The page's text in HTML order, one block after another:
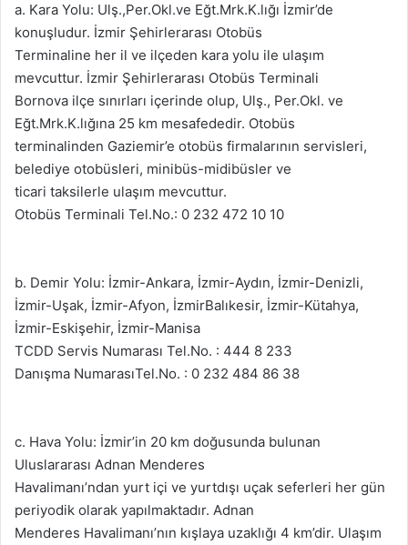
a. Kara Yolu: Ulş.,Per.Okl.ve Eğt.Mrk.K.lığı İzmir’de
konuşludur. İzmir Şehirlerarası Otobüs
Terminaline her il ve ilçeden kara yolu ile ulaşım
mevcuttur. İzmir Şehirlerarası Otobüs Terminali
Bornova ilçe sınırları içerinde olup, Ulş., Per.Okl. ve
Eğt.Mrk.K.lığına 25 km mesafededir. Otobüs
terminalinden Gaziemir’e otobüs firmalarının servisleri,
belediye otobüsleri, minibüs-midibüsler ve
ticari taksilerle ulaşım mevcuttur.
Otobüs Terminali Tel.No.: 0 232 472 10 10
b. Demir Yolu: İzmir-Ankara, İzmir-Aydın, İzmir-Denizli,
İzmir-Uşak, İzmir-Afyon, İzmirBalıkesir, İzmir-Kütahya,
İzmir-Eskişehir, İzmir-Manisa
TCDD Servis Numarası Tel.No. : 444 8 233
Danışma NumarasıTel.No. : 0 232 484 86 38
c. Hava Yolu: İzmir’in 20 km doğusunda bulunan
Uluslararası Adnan Menderes
Havalimanı’ndan yurt içi ve yurtdışı uçak seferleri her gün
periyodik olarak yapılmaktadır. Adnan
Menderes Havalimanı’nın kışlaya uzaklığı 4 km’dir. Ulaşım